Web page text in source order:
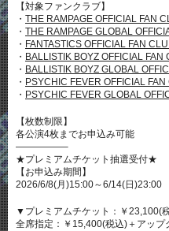
【対象ファンクラブ】
・ THE RAMPAGE OFFICIAL FAN
・ THE RAMPAGE GLOBAL
・ FANTASTICS OFFICIAL FAN
・ BALLISTIK BOYZ OFFICIAL FAN
・ BALLISTIK BOYZ GLOBAL
・ PSYCHIC FEVER OFFICIAL FAN
・ PSYCHIC FEVER GLOBAL
【枚数制限】
各公演4枚までお申込み可能
—————–
★プレミアムチケット抽選受付★
【お申込み期間】
2026/6/8(月)15:00～6/14(日)23:00
▼プレミアムチケット：￥23,100(
全席指定：￥15,400(税込)＋アッ